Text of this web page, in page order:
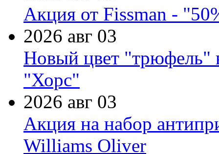
Акция от Fissman -
2026 авг 03
Новый цвет "трюфель"
"Хорс"
2026 авг 03
Акция на набор
Williams Oliver